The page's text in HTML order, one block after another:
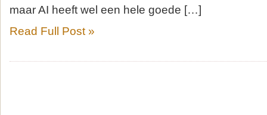
maar AI heeft wel een hele goede […]
Read Full Post »